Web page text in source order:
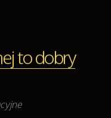
to dobry